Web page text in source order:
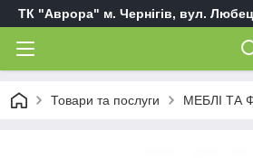
ТК "Аврора" м. Чернігів, вул.
Товари та послуги МЕБЛІ ТА